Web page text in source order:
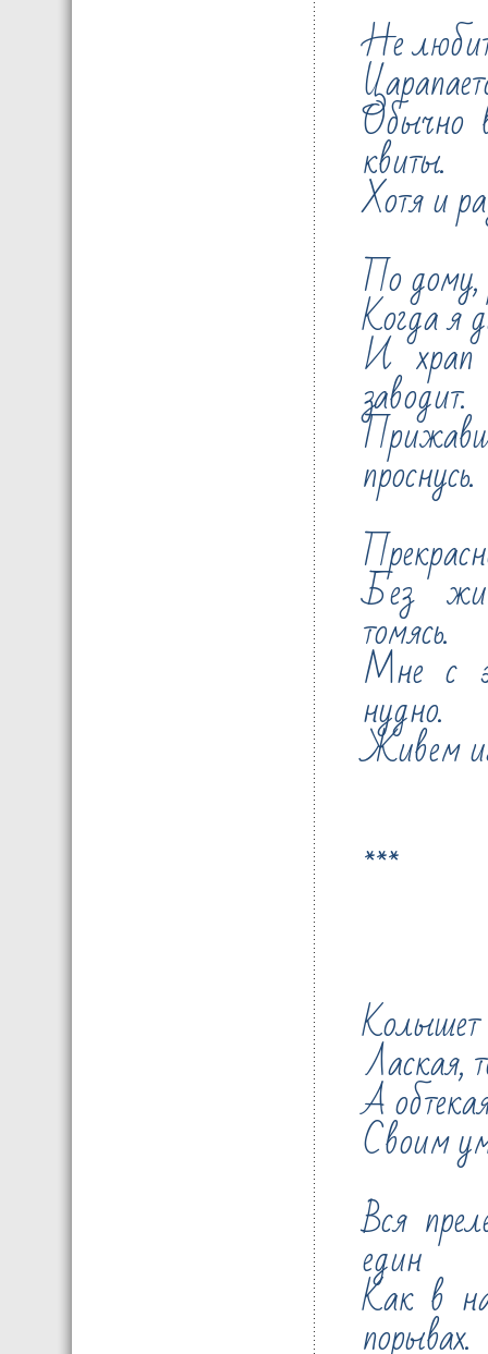
Не
Обычно
квиты.
Хотя и
По
Когда я
И храп
заводит.
проснусь.
Без
томясь.
Мне с
нудно.
Живем
***
Колышет
Лаская,
А
Своим
Вся
един
Как в
порывах.